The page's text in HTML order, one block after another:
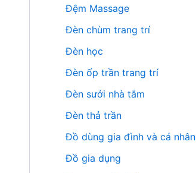
Đệm Massage
Đèn chùm trang trí
Đèn học
Đèn ốp trần trang trí
Đèn sưởi nhà tắm
Đèn thả trần
Đồ dùng gia đình và cá nhân
Đồ gia dụng